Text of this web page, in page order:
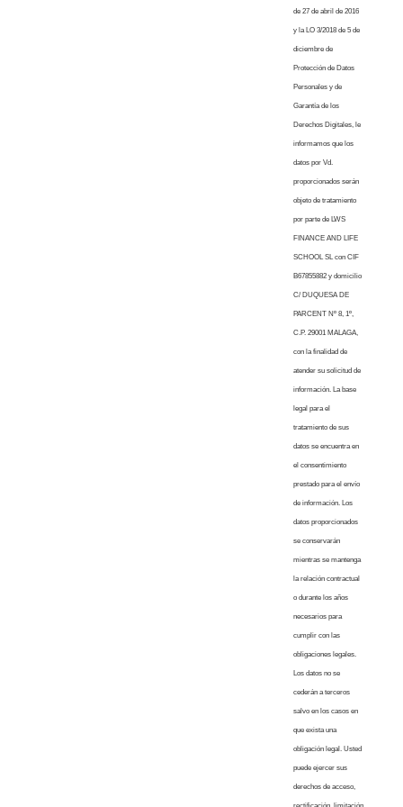
de 27 de abril de 2016
y la LO 3/2018 de 5 de
diciembre de
Protección de Datos
Personales y de
Garantía de los
Derechos Digitales, le
informamos que los
datos por Vd.
proporcionados serán
objeto de tratamiento
por parte de LWS
FINANCE AND LIFE
SCHOOL SL con CIF
B67855882 y domicilio
C/ DUQUESA DE
PARCENT Nº 8, 1º,
C.P. 29001 MALAGA,
con la finalidad de
atender su solicitud de
información. La base
legal para el
tratamiento de sus
datos se encuentra en
el consentimiento
prestado para el envío
de información. Los
datos proporcionados
se conservarán
mientras se mantenga
la relación contractual
o durante los años
necesarios para
cumplir con las
obligaciones legales.
Los datos no se
cederán a terceros
salvo en los casos en
que exista una
obligación legal. Usted
puede ejercer sus
derechos de acceso,